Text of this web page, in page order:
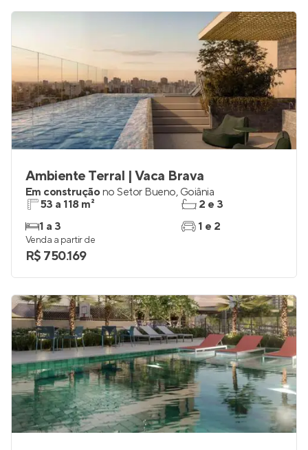
Ambiente Terral | Vaca Brava
Em construçãono Setor Bueno, Goiânia
53 a 118 m²
1 a 3
2 e 3
1 e 2
Venda a partir de
R$ 750.169